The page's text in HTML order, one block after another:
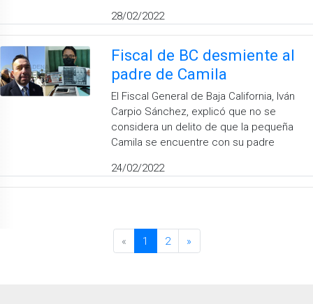
28/02/2022
Fiscal de BC desmiente al
padre de Camila
El Fiscal General de Baja California, Iván
Carpio Sánchez, explicó que no se
considera un delito de que la pequeña
Camila se encuentre con su padre
24/02/2022
« 1 2 »